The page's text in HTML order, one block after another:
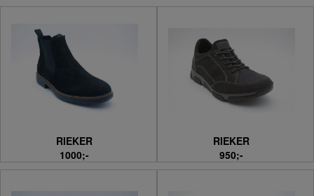
RIEKER
1000;-
RIEKER
950;-